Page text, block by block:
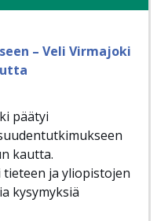
– Veli Virmajoki
päätyi
kautta.
ja yliopistojen
kysymyksiä